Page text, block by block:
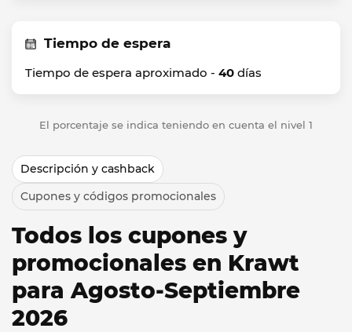
Tiempo de espera
Tiempo de espera aproximado - 40 días
El porcentaje se indica teniendo en cuenta el nivel 1
Descripción y cashback
Cupones y códigos promocionales
Todos los cupones y
promocionales en Krawt
para Agosto-Septiembre
2026